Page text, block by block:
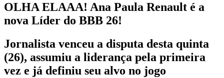
OLHA ELAAA! Ana Paula Renault é a
nova Líder do BBB 26!
Jornalista venceu a disputa desta quinta
(26), assumiu a liderança pela primeira
vez e já definiu seu alvo no jogo